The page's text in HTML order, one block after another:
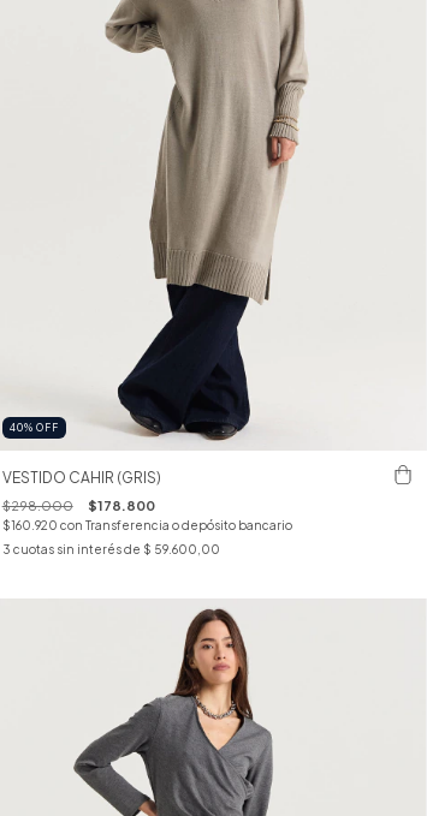
40% OFF
VESTIDO CAHIR (GRIS)
$298.000 $178.800
$160.920 con Transferencia o depósito bancario
3 cuotas sin interés de $ 59.600,00